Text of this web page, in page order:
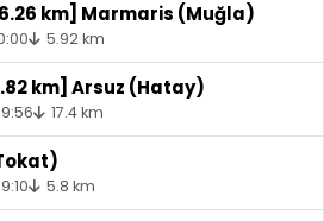
km] Marmaris (Muğla)
5.92 km
km] Arsuz (Hatay)
17.4 km
5.8 km